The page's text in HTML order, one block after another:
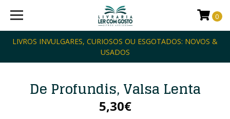
LIVROS INVULGARES, CURIOSOS OU ESGOTADOS: NOVOS &
USADOS
0
De Profundis, Valsa Lenta
5,30€